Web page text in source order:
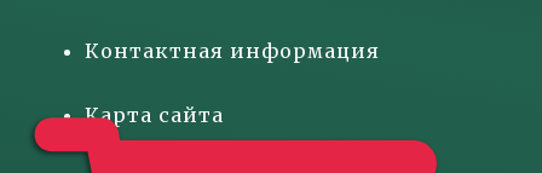
Контактная информация
Карта сайта